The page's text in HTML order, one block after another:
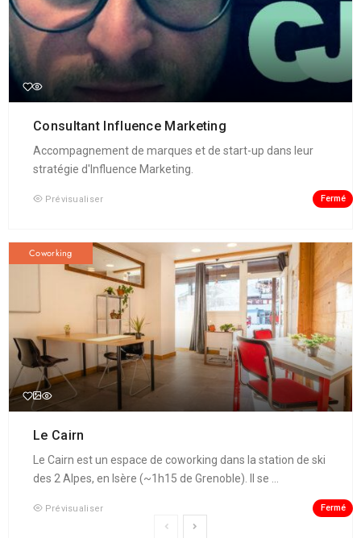
Consultant Influence Marketing
Accompagnement de marques et de start-up dans leur
stratégie d'Influence Marketing.
Prévisualiser Fermé
Coworking
Le Cairn
Le Cairn est un espace de coworking dans la station de ski
des 2 Alpes, en Isère (~1h15 de Grenoble). Il se ...
Prévisualiser Fermé